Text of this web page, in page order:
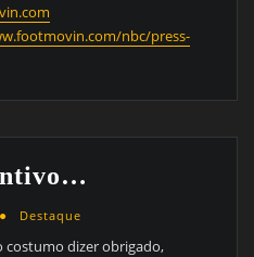
nbc/press-
Destaque
costumo dizer obrigado,